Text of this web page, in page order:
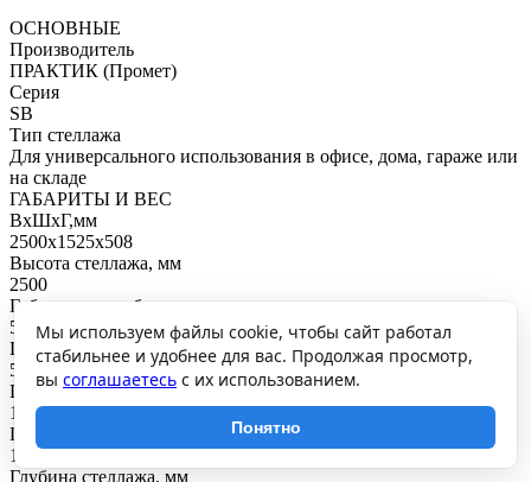
ОСНОВНЫЕ
Производитель
ПРАКТИК (Промет)
Серия
SB
Тип стеллажа
Для универсального использования в офисе, дома, гараже или
на складе
ГАБАРИТЫ И ВЕС
ВхШхГ,мм
2500x1525x508
Высота стеллажа, мм
2500
Габаритная глубина с учетом стоек, мм
518
Шаг регулирования высоты полки, мм
50
Ширина стеллажа, мм
1525
Габаритная ширина с учетом стоек, мм
1537
Глубина стеллажа, мм
Мы используем файлы cookie, чтобы сайт работал
стабильнее и удобнее для вас. Продолжая просмотр,
вы соглашаетесь с их использованием.
Понятно